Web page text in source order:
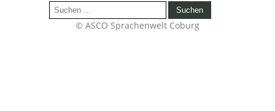
Suchen
nach:
© ASCO Sprachenwelt Coburg